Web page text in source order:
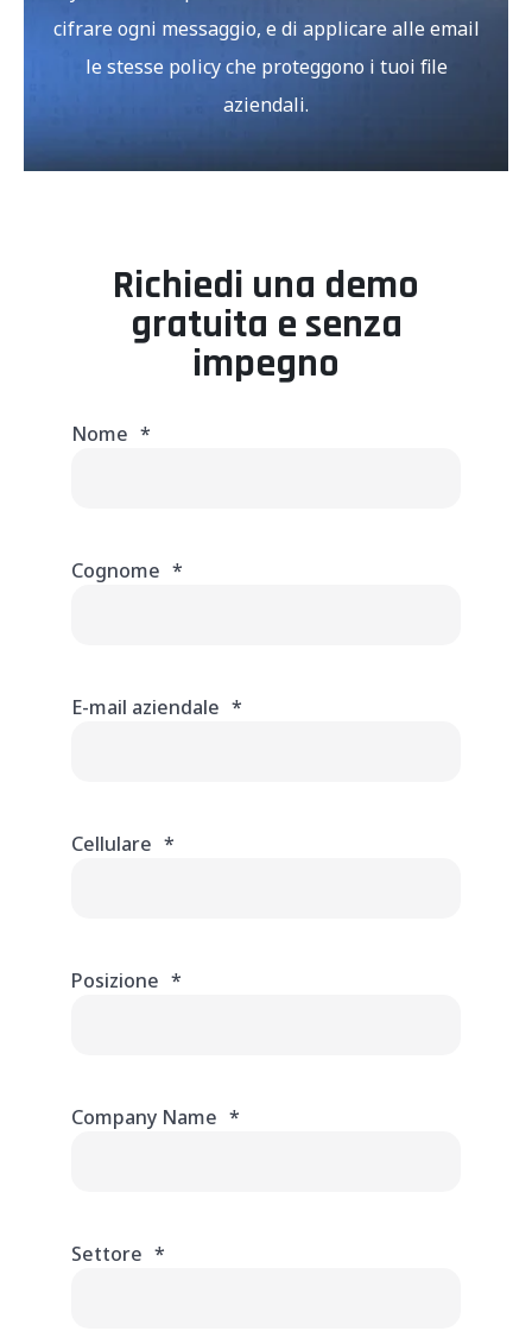
cifrare ogni messaggio, e di applicare alle email
le stesse policy che proteggono i tuoi file
aziendali.
Richiedi una demo
gratuita e senza
impegno
Nome *
Cognome *
E-mail aziendale *
Cellulare *
Posizione *
Company Name *
Settore *